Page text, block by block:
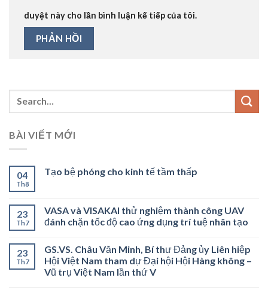
duyệt này cho lần bình luận kế tiếp của tôi.
BÀI VIẾT MỚI
04
Th8
Tạo bệ phóng cho kinh tế tầm thấp
23
Th7
VASA và VISAKAI thử nghiệm thành công UAV
đánh chặn tốc độ cao ứng dụng trí tuệ nhân tạo
23
Th7
GS.VS. Châu Văn Minh, Bí thư Đảng ủy Liên hiệp
Hội Việt Nam tham dự Đại hội Hội Hàng không –
Vũ trụ Việt Nam lần thứ V